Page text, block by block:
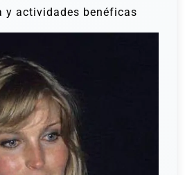
y actividades benéficas